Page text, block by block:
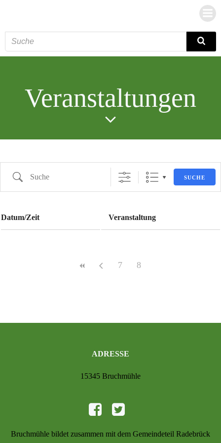
Veranstaltungen
Suche SUCHE
Datum/Zeit Veranstaltung
7 8
ADRESSE
15345 Bruchmühle
Bruchmühle bildet zusammen mit dem Gemeindeteil Radebrück